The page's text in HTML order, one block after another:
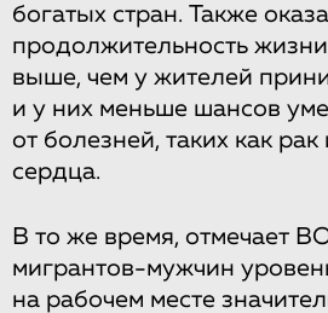
богатых стран. Также
продолжительность
выше, чем у жителей
и у них меньше шансов
от болезней, таких как
сердца.
В то же время, отмечает
мигрантов-мужчин
на рабочем месте